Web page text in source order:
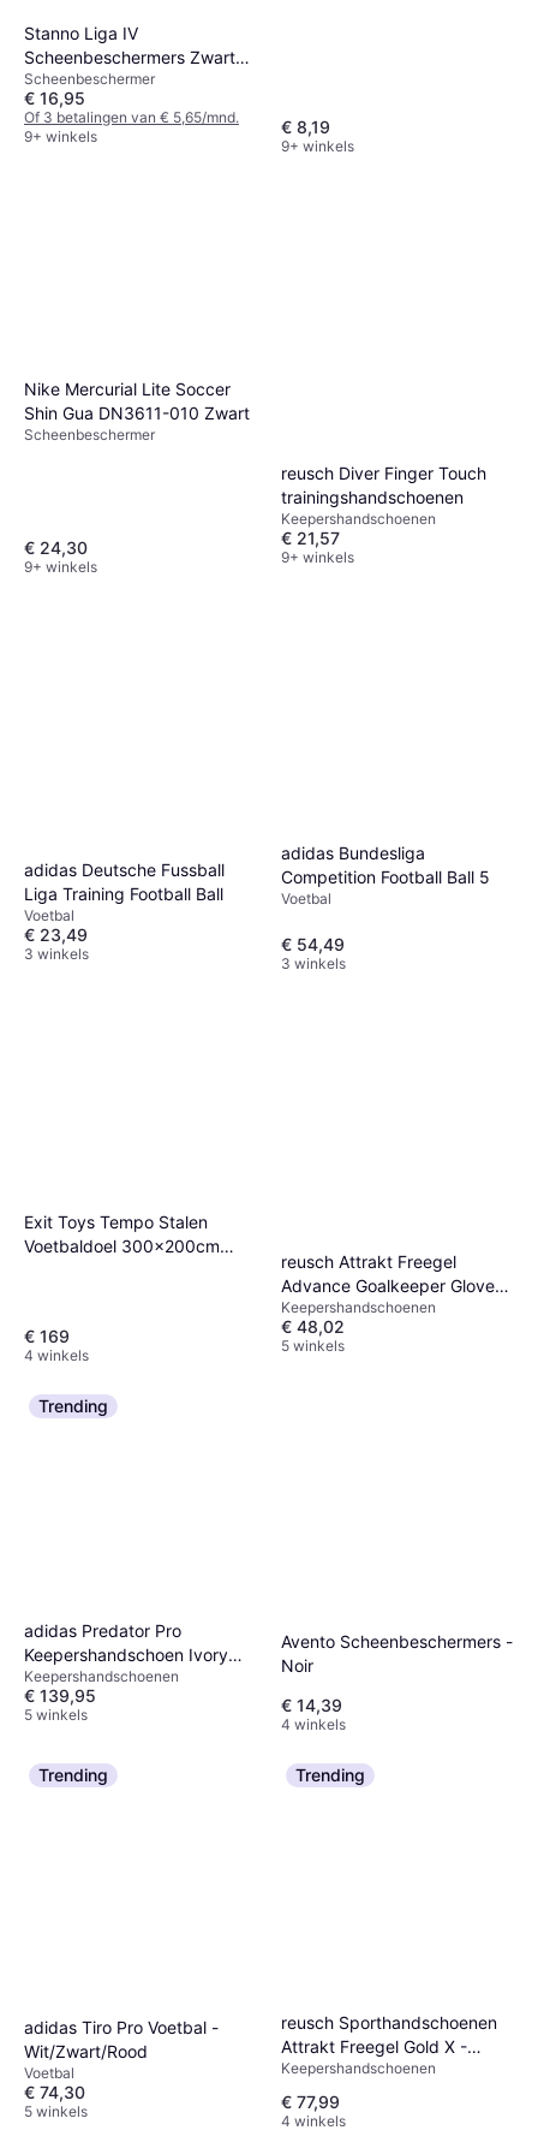
Stanno Liga IV
Scheenbeschermers Zwart
XS
Scheenbeschermer
€ 16,95
Of 3 betalingen van € 5,65/mnd.
9+ winkels
€ 8,19
9+ winkels
Nike Mercurial Lite Soccer
Shin Gua DN3611-010 Zwart
Scheenbeschermer
€ 24,30
9+ winkels
reusch Diver Finger Touch
trainingshandschoenen
Keepershandschoenen
€ 21,57
9+ winkels
adidas Deutsche Fussball
Liga Training Football Ball
Voetbal
€ 23,49
3 winkels
adidas Bundesliga
Competition Football Ball 5
Voetbal
€ 54,49
3 winkels
Exit Toys Tempo Stalen
Voetbaldoel 300x200cm
€ 169
4 winkels
reusch Attrakt Freegel
Advance Goalkeeper Gloves
- Oranje
Keepershandschoenen
€ 48,02
5 winkels
Trending
adidas Predator Pro
Keepershandschoen Ivory
Solar Turbo Gold Metallic -
Beige
Keepershandschoenen
€ 139,95
5 winkels
Avento Scheenbeschermers -
Noir
€ 14,39
4 winkels
Trending
adidas Tiro Pro Voetbal -
Wit/Zwart/Rood
Voetbal
€ 74,30
5 winkels
Trending
reusch Sporthandschoenen
Attrakt Freegel Gold X -
Blanc
Keepershandschoenen
€ 77,99
4 winkels